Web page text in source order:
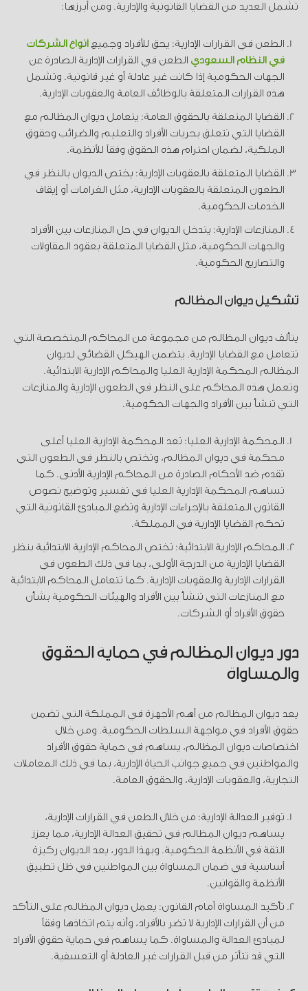
تشمل العديد من القضايا القانونية والإدارية. ومن أبرزها:
الطعن في القرارات الإدارية: يحق للأفراد وجميع أنواع الشركات
في النظام السعودي الطعن في القرارات الإدارية الصادرة عن
الجهات الحكومية إذا كانت غير عادلة أو غير قانونية. وتشمل
هذه القرارات المتعلقة بالوظائف العامة والعقوبات الإدارية.
القضايا المتعلقة بالحقوق العامة: يتعامل ديوان المظالم مع
القضايا التي تتعلق بحريات الأفراد والتعليم والضرائب وحقوق
الملكية، لضمان احترام هذه الحقوق وفقاً للأنظمة.
القضايا المتعلقة بالعقوبات الإدارية: يختص الديوان بالنظر في
الطعون المتعلقة بالعقوبات الإدارية، مثل الغرامات أو إيقاف
الخدمات الحكومية.
المنازعات الإدارية: يتدخل الديوان في حل المنازعات بين الأفراد
والجهات الحكومية، مثل القضايا المتعلقة بعقود المقاولات
والتصاريح الحكومية.
تشكيل ديوان المظالم
يتألف ديوان المظالم من مجموعة من المحاكم المتخصصة التي
تتعامل مع القضايا الإدارية. يتضمن الهيكل القضائي لديوان
المظالم المحكمة الإدارية العليا والمحاكم الإدارية الابتدائية.
وتعمل هذه المحاكم على النظر في الطعون الإدارية والمنازعات
التي تنشأ بين الأفراد والجهات الحكومية.
المحكمة الإدارية العليا: تعد المحكمة الإدارية العليا أعلى
محكمة في ديوان المظالم، وتختص بالنظر في الطعون التي
تقدم ضد الأحكام الصادرة من المحاكم الإدارية الأدنى. كما
تساهم المحكمة الإدارية العليا في تفسير وتوضيح نصوص
القانون المتعلقة بالإجراءات الإدارية وتضع المبادئ القانونية التي
تحكم القضايا الإدارية في المملكة.
المحاكم الإدارية الابتدائية: تختص المحاكم الإدارية الابتدائية بنظر
القضايا الإدارية من الدرجة الأولى، بما في ذلك الطعون في
القرارات الإدارية والعقوبات الإدارية. كما تتعامل المحاكم الابتدائية
مع المنازعات التي تنشأ بين الأفراد والهيئات الحكومية بشأن
حقوق الأفراد أو الشركات.
دور ديوان المظالم في حماية الحقوق
والمساواة
يعد ديوان المظالم من أهم الأجهزة في المملكة التي تضمن
حقوق الأفراد في مواجهة السلطات الحكومية. ومن خلال
اختصاصات ديوان المظالم، يساهم في حماية حقوق الأفراد
والمواطنين في جميع جوانب الحياة الإدارية، بما في ذلك المعاملات
التجارية، والعقوبات الإدارية، والحقوق العامة.
توفير العدالة الإدارية: من خلال الطعن في القرارات الإدارية،
يساهم ديوان المظالم في تحقيق العدالة الإدارية، مما يعزز
الثقة في الأنظمة الحكومية. وبهذا الدور، يعد الديوان ركيزة
أساسية في ضمان المساواة بين المواطنين في ظل تطبيق
الأنظمة والقوانين.
تأكيد المساواة أمام القانون: يعمل ديوان المظالم على التأكد
من أن القرارات الإدارية لا تضر بالأفراد، وأنه يتم اتخاذها وفقاً
لمبادئ العدالة والمساواة. كما يساهم في حماية حقوق الأفراد
التي قد تتأثر من قبل القرارات غير العادلة أو التعسفية.